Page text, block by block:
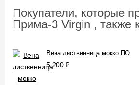
Покупатели, которые
Прима-3 Virgin , также
Вена лиственница мокко ПО
5 200 ₽